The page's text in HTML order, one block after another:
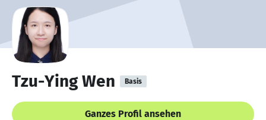
Tzu-Ying Wen Basis
Ganzes Profil ansehen